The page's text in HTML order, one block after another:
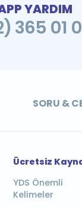
YARDIM
365 01
SORU &
Ücretsiz
YDS Önemli
Kelimeler